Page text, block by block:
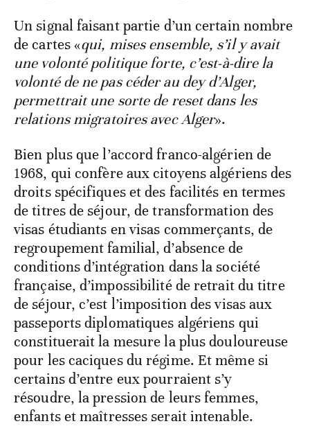
Un signal faisant partie d’un certain nombre
de cartes «qui, mises ensemble, s’il y avait
une volonté politique forte, c’est-à-dire la
volonté de ne pas céder au dey d’Alger,
permettrait une sorte de reset dans les
relations migratoires avec Alger».
Bien plus que l’accord franco-algérien de
1968, qui confère aux citoyens algériens des
droits spécifiques et des facilités en termes
de titres de séjour, de transformation des
visas étudiants en visas commerçants, de
regroupement familial, d’absence de
conditions d’intégration dans la société
française, d’impossibilité de retrait du titre
de séjour, c’est l’imposition des visas aux
passeports diplomatiques algériens qui
constituerait la mesure la plus douloureuse
pour les caciques du régime. Et même si
certains d’entre eux pourraient s’y
résoudre, la pression de leurs femmes,
enfants et maîtresses serait intenable.